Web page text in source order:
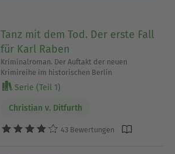
Tanz mit dem Tod. Der erste Fall
für Karl Raben
Kriminalroman. Der Auftakt der neuen
Krimireihe im historischen Berlin
Serie (Teil 1)
Christian v. Ditfurth
43 Bewertungen